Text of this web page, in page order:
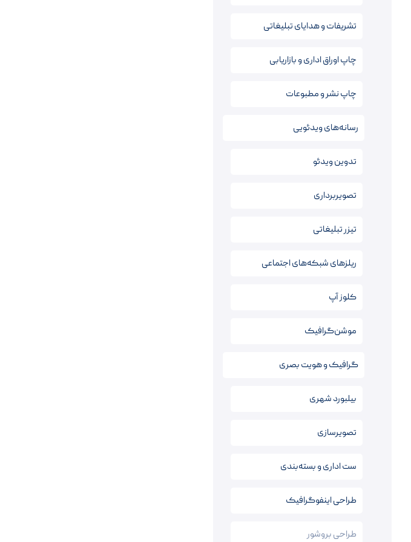
تشریفات و هدایای تبلیغاتی
چاپ اوراق اداری و بازاریابی
چاپ نشر و مطبوعات
رسانه‌های ویدئویی
تدوین ویدئو
تصویربرداری
تیزر تبلیغاتی
ریلزهای شبکه‌های اجتماعی
کلوز آپ
موشن‌گرافیک
گرافیک و هویت بصری
بیلبورد شهری
تصویرسازی
ست اداری و بسته‌بندی
طراحی اینفوگرافیک
طراحی بروشور